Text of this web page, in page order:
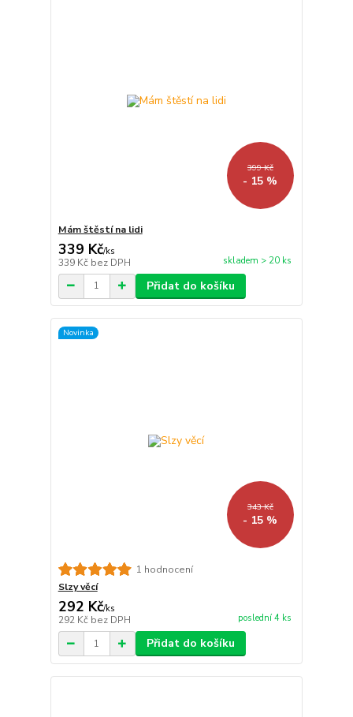
399 Kč
- 15 %
Mám štěstí na lidi
339 Kč/ks
339 Kč bez DPH skladem > 20 ks
Přidat do košíku
Novinka
343 Kč
- 15 %
1 hodnocení
Slzy věcí
292 Kč/ks
292 Kč bez DPH poslední 4 ks
Přidat do košíku